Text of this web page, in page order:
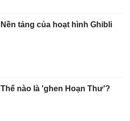
Nền tảng của hoạt hình Ghibli
Thế nào là 'ghen Hoạn Thư'?